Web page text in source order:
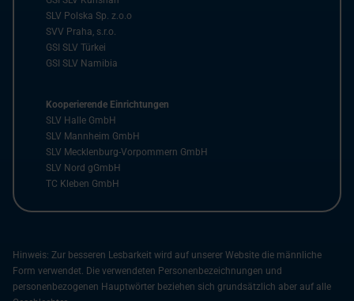
SLV Polska Sp. z.o.o
SVV Praha, s.r.o.
GSI SLV Türkei
GSI SLV Namibia
Kooperierende Einrichtungen
SLV Halle GmbH
SLV Mannheim GmbH
SLV Mecklenburg-Vorpommern GmbH
SLV Nord gGmbH
TC Kleben GmbH
Hinweis: Zur besseren Lesbarkeit wird auf unserer Website die männliche
Form verwendet. Die verwendeten Personenbezeichnungen und
personenbezogenen Hauptwörter beziehen sich grundsätzlich aber auf alle